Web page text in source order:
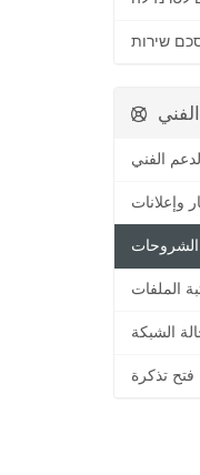
שירות
الفني
وإعلانات
الشروحات
الملفات
الشبكة
فتح تذكرة